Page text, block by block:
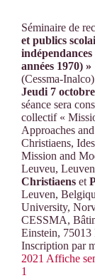
Séminaire de
et publics
années 1970) »
(Cessma-
Jeudi 7
séance sera
collectif «
Approaches
Christiaens,
Mission and
Leuveu,
Christiaens et
Leuven,
University,
CESSMA,
Einstein, 75013
Inscription par
2021 Affiche
1